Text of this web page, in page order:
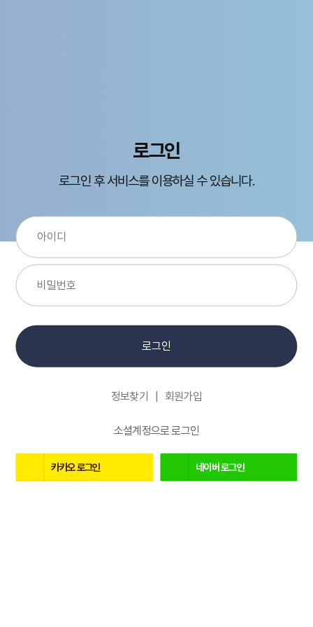
로그인
로그인 후 서비스를 이용하실 수 있습니다.
로그인
정보찾기 회원가입
소셜계정으로 로그인
카카오 로그인 네이버로그인